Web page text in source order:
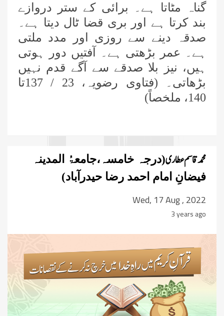
گناہ مٹاتا ہے۔ برائی کے ستر دروازے
بند کرتا ہے اور بری قضا ٹال دیتا ہے۔
صدقہ دینے سے روزی اور مدد ملتی
ہے۔ عمر بڑھتی ہے۔ آفتیں دور ہوتی
ہیں، نیز بلا صدقے سے آگے قدم نہیں
بڑھاتی۔ (فتاوی رضویہ،
23 / 137تا
140، ملخصاً)
محمد قاسم عطاری(درجہ خامسہ،جامعۃُ المدینہ
فیضانِ امام احمد رضا حیدرآباد)
Wed, 17 Aug , 2022
3 years ago